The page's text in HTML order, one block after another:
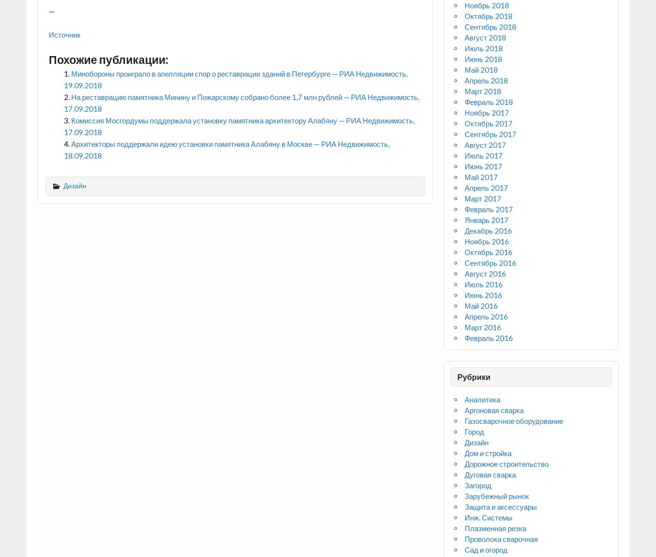
—
Источник
Похожие публикации:
Минобороны проиграло в апелляции спор о реставрации зданий в Петербурге — РИА Недвижимость,
19.09.2018
На реставрацию памятника Минину и Пожарскому собрано более 1,7 млн рублей — РИА Недвижимость,
17.09.2018
Комиссия Мосгордумы поддержала установку памятника архитектору Алабяну — РИА Недвижимость,
17.09.2018
Архитекторы поддержали идею установки памятника Алабяну в Москве — РИА Недвижимость,
18.09.2018
Дизайн
Ноябрь 2018
Октябрь 2018
Сентябрь 2018
Август 2018
Июль 2018
Июнь 2018
Май 2018
Апрель 2018
Март 2018
Февраль 2018
Ноябрь 2017
Октябрь 2017
Сентябрь 2017
Август 2017
Июль 2017
Июнь 2017
Май 2017
Апрель 2017
Март 2017
Февраль 2017
Январь 2017
Декабрь 2016
Ноябрь 2016
Октябрь 2016
Сентябрь 2016
Август 2016
Июль 2016
Июнь 2016
Май 2016
Апрель 2016
Март 2016
Февраль 2016
Рубрики
Аналитика
Аргоновая сварка
Газосварочное оборудование
Город
Дизайн
Дом и стройка
Дорожное строительство
Дуговая сварка
Загород
Зарубежный рынок
Защита и аксессуары
Инж. Системы
Плазменная резка
Проволока сварочная
Сад и огород